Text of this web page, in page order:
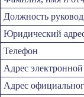
Должность
Юридический
Телефон
Адрес
Адрес